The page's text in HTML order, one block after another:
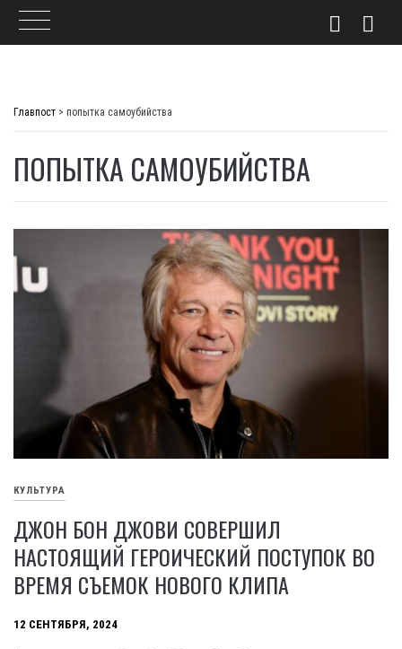
Главпост > попытка самоубийства
ПОПЫТКА САМОУБИЙСТВА
КУЛЬТУРА
ДЖОН БОН ДЖОВИ СОВЕРШИЛ
НАСТОЯЩИЙ ГЕРОИЧЕСКИЙ ПОСТУПОК ВО
ВРЕМЯ СЪЕМОК НОВОГО КЛИПА
12 СЕНТЯБРЯ, 2024